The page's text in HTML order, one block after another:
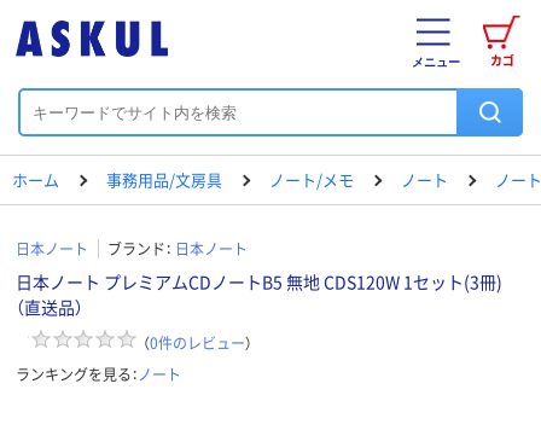
カゴ
メニュー
ホーム 事務用品/文房具 ノート/メモ ノート ノート
日本ノート ブランド： 日本ノート
日本ノート プレミアムCDノートB5 無地 CDS120W 1セット(3冊)
（直送品）
（0件のレビュー）
ランキングを見る：ノート